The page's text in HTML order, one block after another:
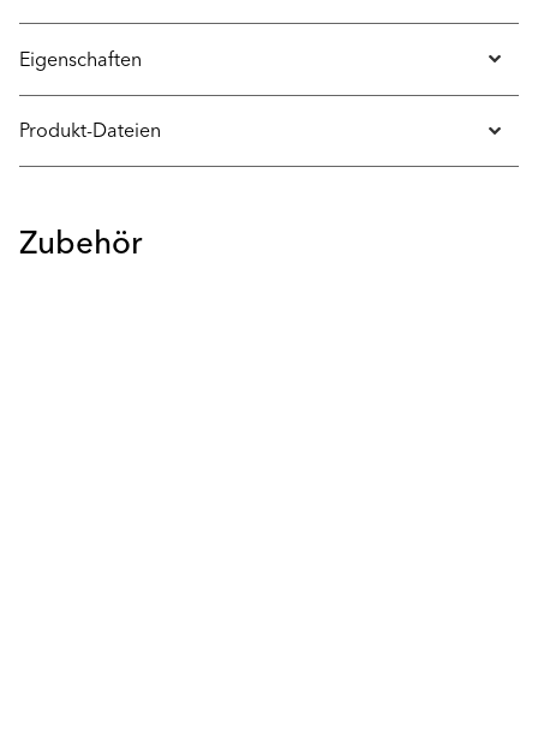
Eigenschaften
Produkt-Dateien
Zubehör